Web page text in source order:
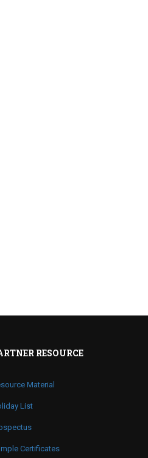
RESOURCE
Material
List
Certificates